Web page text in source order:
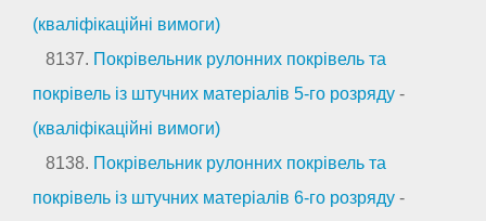
(кваліфікаційні вимоги)
8137. Покрівельник рулонних покрівель та
покрівель із штучних матеріалів 5-го розряду -
(кваліфікаційні вимоги)
8138. Покрівельник рулонних покрівель та
покрівель із штучних матеріалів 6-го розряду -